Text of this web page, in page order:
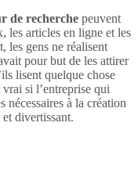
de recherche peuvent
les articles en ligne et les
les gens ne réalisent
pour but de les attirer
lisent quelque chose
si l’entreprise qui
nécessaires à la création
divertissant.